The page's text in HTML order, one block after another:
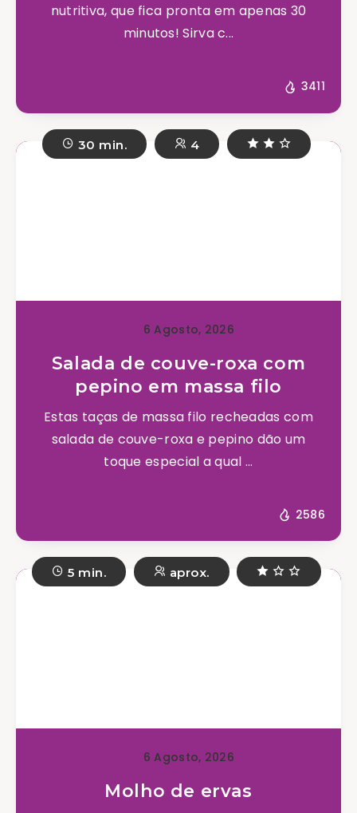
nutritiva, que fica pronta em apenas 30
minutos! Sirva c...
3411
30 min. 4
6 Agosto, 2026
Salada de couve-roxa com
pepino em massa filo
Estas taças de massa filo recheadas com
salada de couve-roxa e pepino dão um
toque especial a qual ...
2586
5 min. aprox.
6 Agosto, 2026
Molho de ervas